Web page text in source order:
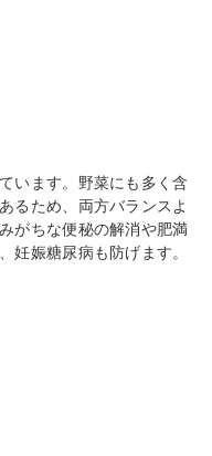
います。野菜にも多く含
るため、両方バランスよ
がちな便秘の解消や肥満
妊娠糖尿病も防げます。